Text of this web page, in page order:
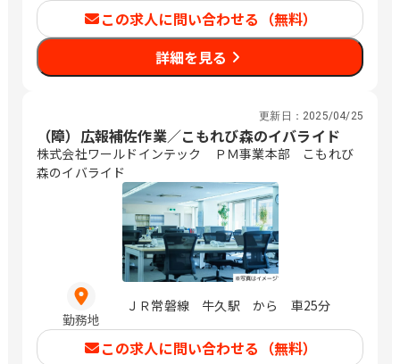
この求人に問い合わせる（無料）
詳細を見る
更新日： 2025/04/25
（障）広報補佐作業／こもれび森のイバライド
株式会社ワールドインテック ＰＭ事業本部 こもれび
森のイバライド
勤務地
ＪＲ常磐線 牛久駅 から 車25分
この求人に問い合わせる（無料）